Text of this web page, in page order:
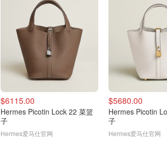
$6115.00
Hermes Picotin Lock 22 菜篮
子
Hermes爱马仕官网
$5680.00
Hermes Picotin
子
Hermes爱马仕官网